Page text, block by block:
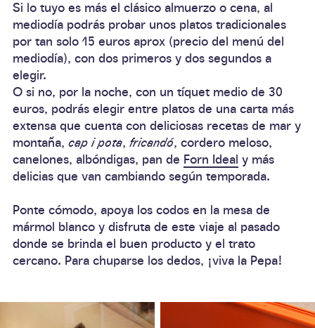
Si lo tuyo es más el clásico almuerzo o cena, al
mediodía podrás probar unos platos tradicionales
por tan solo 15 euros aprox (precio del menú del
mediodía), con dos primeros y dos segundos a
elegir.
O si no, por la noche, con un tíquet medio de 30
euros, podrás elegir entre platos de una carta más
extensa que cuenta con deliciosas recetas de mar y
montaña, cap i pota, fricandó, cordero meloso,
canelones, albóndigas, pan de Forn Ideal y más
delicias que van cambiando según temporada.
Ponte cómodo, apoya los codos en la mesa de
mármol blanco y disfruta de este viaje al pasado
donde se brinda el buen producto y el trato
cercano. Para chuparse los dedos, ¡viva la Pepa!